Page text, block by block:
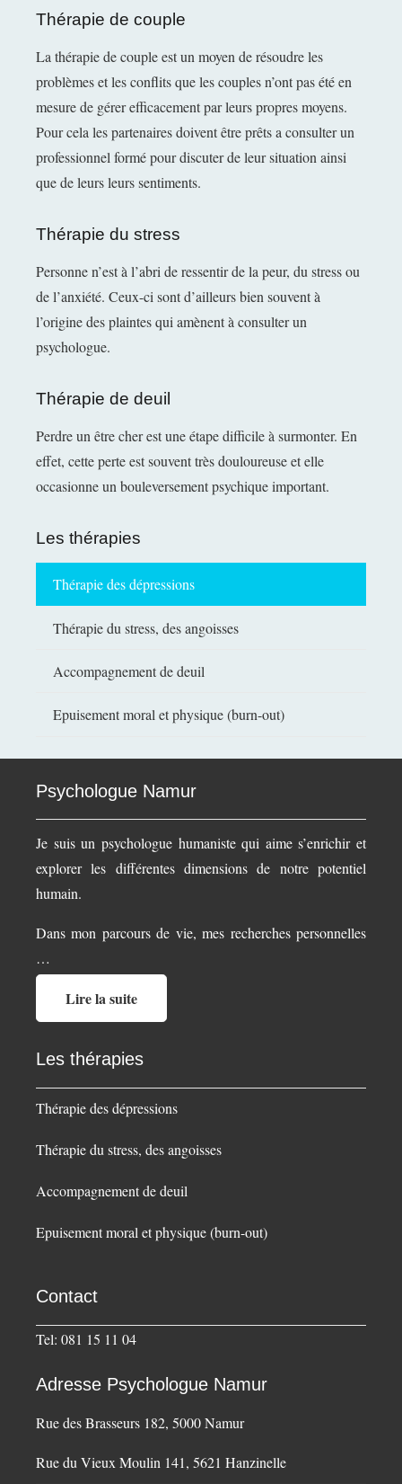
Thérapie de couple
La thérapie de couple est un moyen de résoudre les
problèmes et les conflits que les couples n’ont pas été en
mesure de gérer efficacement par leurs propres moyens.
Pour cela les partenaires doivent être prêts a consulter un
professionnel formé pour discuter de leur situation ainsi
que de leurs leurs sentiments.
Thérapie du stress
Personne n’est à l’abri de ressentir de la peur, du stress ou
de l’anxiété. Ceux-ci sont d’ailleurs bien souvent à
l’origine des plaintes qui amènent à consulter un
psychologue.
Thérapie de deuil
Perdre un être cher est une étape difficile à surmonter. En
effet, cette perte est souvent très douloureuse et elle
occasionne un bouleversement psychique important.
Les thérapies
Thérapie des dépressions
Thérapie du stress, des angoisses
Accompagnement de deuil
Epuisement moral et physique (burn-out)
Psychologue Namur
Je suis un psychologue humaniste qui aime s’enrichir et
explorer les différentes dimensions de notre potentiel
humain.
Dans mon parcours de vie, mes recherches personnelles
…
Lire la suite
Les thérapies
Thérapie des dépressions
Thérapie du stress, des angoisses
Accompagnement de deuil
Epuisement moral et physique (burn-out)
Contact
Tel: 081 15 11 04
Adresse Psychologue Namur
Rue des Brasseurs 182, 5000 Namur
Rue du Vieux Moulin 141, 5621 Hanzinelle